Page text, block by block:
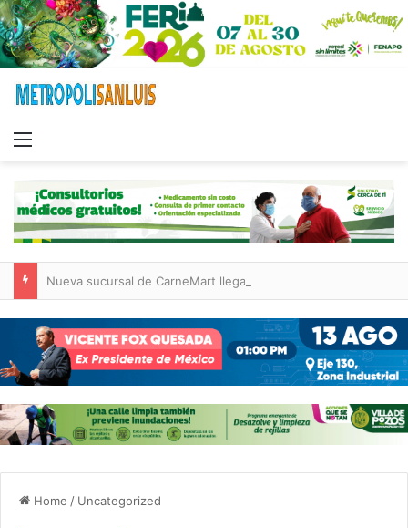
Home / Uncategorized